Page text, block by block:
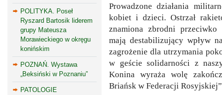
POLITYKA. Poseł
Ryszard Bartosik liderem
grupy Mateusza
Morawieckiego w okręgu
konińskim
POZNAŃ. Wystawa
„Beksiński w Poznaniu”
PATOLOGIE
Prowadzone działania
kobiet i dzieci. Ostrzał
znamiona zbrodni przeciwko
mają destabilizujący wpływ
zagrożenie dla utrzymania
w geście solidarności z
Konina wyraża wolę
Briańsk w Federacji